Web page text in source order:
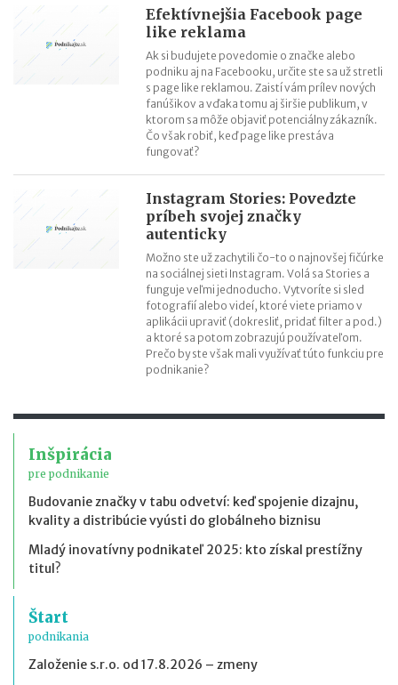
Efektívnejšia Facebook page
like reklama
Ak si budujete povedomie o značke alebo
podniku aj na Facebooku, určite ste sa už stretli
s page like reklamou. Zaistí vám prílev nových
fanúšikov a vďaka tomu aj širšie publikum, v
ktorom sa môže objaviť potenciálny zákazník.
Čo však robiť, keď page like prestáva
fungovať?
Instagram Stories: Povedzte
príbeh svojej značky
autenticky
Možno ste už zachytili čo-to o najnovšej fičúrke
na sociálnej sieti Instagram. Volá sa Stories a
funguje veľmi jednoducho. Vytvoríte si sled
fotografií alebo videí, ktoré viete priamo v
aplikácii upraviť (dokresliť, pridať filter a pod.)
a ktoré sa potom zobrazujú používateľom.
Prečo by ste však mali využívať túto funkciu pre
podnikanie?
Inšpirácia
pre podnikanie
Budovanie značky v tabu odvetví: keď spojenie dizajnu,
kvality a distribúcie vyústi do globálneho biznisu
Mladý inovatívny podnikateľ 2025: kto získal prestížny
titul?
Štart
podnikania
Založenie s.r.o. od 17.8.2026 – zmeny